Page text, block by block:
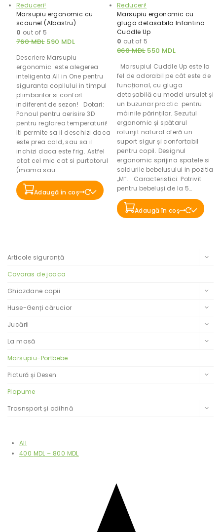
Reduceri!
Marsupiu ergonomic cu
scaunel (Albastru)
0 out of 5
760MDL 590 MDL
Descriere Marsupiu
ergonomic este alegerea
inteligenta All in One pentru
siguranta copilului in timpul
plimbarilor si confort
indiferent de sezon! Dotari:
Panoul pentru aerisire 3D
pentru reglarea temperaturii!
Iti permite sa il deschizi daca
este prea cald, sau sa il
inchizi daca este frig. Astfel
atat cel mic cat si purtatorul
(mama sau…
Adaugă în coș
Reduceri!
Marsupiu ergonomic cu
gluga detasabila Infantino
Cuddle Up
0 out of 5
860MDL 550 MDL
Marsupiul Cuddle Up este la
fel de adorabil pe cât este de
funcțional, cu gluga
detașabilă cu model ursulet și
un buzunar practic pentru
mâinile părinților. Sezutul
ergonomic și spătarul
rotunjit natural oferă un
suport sigur și confortabil
pentru copil. Designul
ergonomic sprijina spatele si
soldurile bebelusului in pozitia
„M”. Caracteristici: Potrivit
pentru bebeluși de la 5…
Adaugă în coș
Articole siguranță
Covoras de joaca
Ghiozdane copii
Huse-Genți cărucior
Jucării
La masă
Marsupiu-Portbebe
Pictură și Desen
Plapume
Trasnsport și odihnă
All
400 MDL – 800 MDL